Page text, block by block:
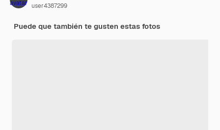
user4387299
Puede que también te gusten estas fotos